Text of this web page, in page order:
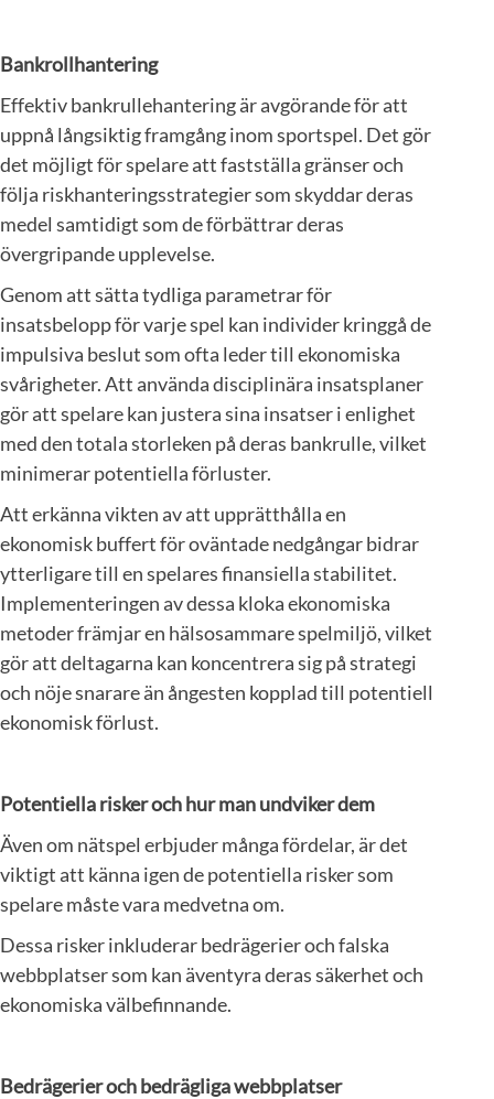
Bankrollhantering
Effektiv bankrullehantering är avgörande för att
uppnå långsiktig framgång inom sportspel. Det gör
det möjligt för spelare att fastställa gränser och
följa riskhanteringsstrategier som skyddar deras
medel samtidigt som de förbättrar deras
övergripande upplevelse.
Genom att sätta tydliga parametrar för
insatsbelopp för varje spel kan individer kringgå de
impulsiva beslut som ofta leder till ekonomiska
svårigheter. Att använda disciplinära insatsplaner
gör att spelare kan justera sina insatser i enlighet
med den totala storleken på deras bankrulle, vilket
minimerar potentiella förluster.
Att erkänna vikten av att upprätthålla en
ekonomisk buffert för oväntade nedgångar bidrar
ytterligare till en spelares finansiella stabilitet.
Implementeringen av dessa kloka ekonomiska
metoder främjar en hälsosammare spelmiljö, vilket
gör att deltagarna kan koncentrera sig på strategi
och nöje snarare än ångesten kopplad till potentiell
ekonomisk förlust.
Potentiella risker och hur man undviker dem
Även om nätspel erbjuder många fördelar, är det
viktigt att känna igen de potentiella risker som
spelare måste vara medvetna om.
Dessa risker inkluderar bedrägerier och falska
webbplatser som kan äventyra deras säkerhet och
ekonomiska välbefinnande.
Bedrägerier och bedrägliga webbplatser